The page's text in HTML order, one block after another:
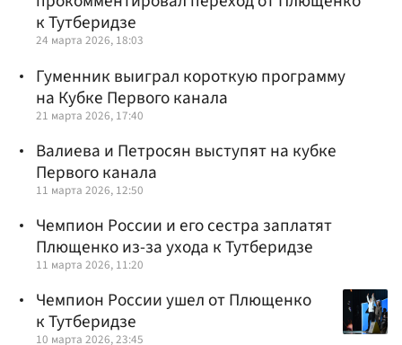
к Тутберидзе
24 марта 2026, 18:03
Гуменник выиграл короткую программу
на Кубке Первого канала
21 марта 2026, 17:40
Валиева и Петросян выступят на кубке
Первого канала
11 марта 2026, 12:50
Чемпион России и его сестра заплатят
Плющенко из-за ухода к Тутберидзе
11 марта 2026, 11:20
Чемпион России ушел от Плющенко
к Тутберидзе
10 марта 2026, 23:45